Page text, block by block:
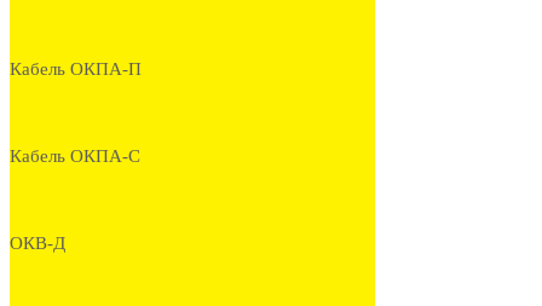
Кабель ОКПА-П
Кабель ОКПА-С
ОКВ-Д